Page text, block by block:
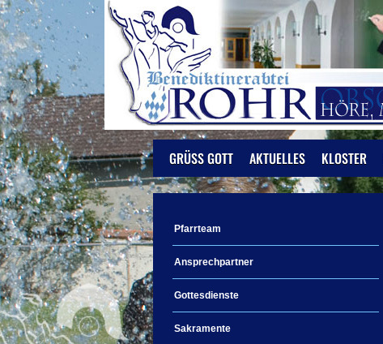
GRÜSS GOTT AKTUELLES KLOSTER
Pfarrteam
Ansprechpartner
Gottesdienste
Sakramente